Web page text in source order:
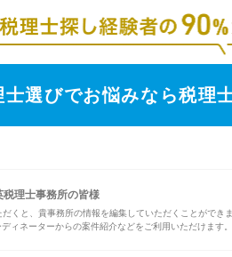
士選びでお悩みなら税理
理士事務所の皆様
くと、貴事務所の情報を編集していただくことができ
ィネーターからの案件紹介などをご利用いただけます。